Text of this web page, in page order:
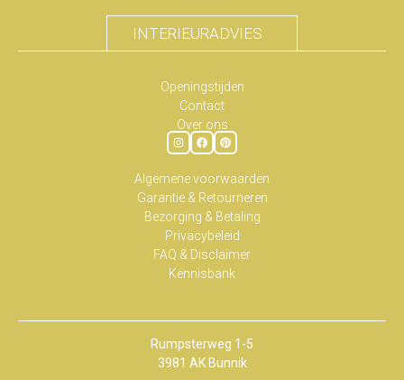
INTERIEURADVIES
Openingstijden
Contact
Over ons
Algemene voorwaarden
Garantie & Retourneren
Bezorging & Betaling
Privacybeleid
FAQ & Disclaimer
Kennisbank
Rumpsterweg 1-5
3981 AK Bunnik